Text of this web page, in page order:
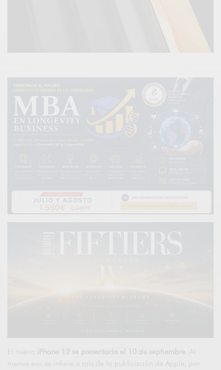
El nuevo iPhone 12 se presentaría el 10 de septiembre . Al
menos eso se infiere a raíz de la publicación de Apple, por